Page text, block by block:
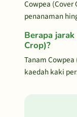
Cowpea
penanaman
Berapa
Crop)?
Tanam
kaedah kaki